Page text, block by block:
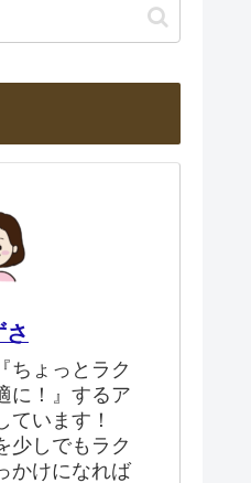
さ
ちょっとラク
に！』するア
ています！
少しでもラク
かけになれば